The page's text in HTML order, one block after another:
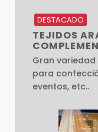
DESTACADO
TEJIDOS
Gran
para
eventos, etc..